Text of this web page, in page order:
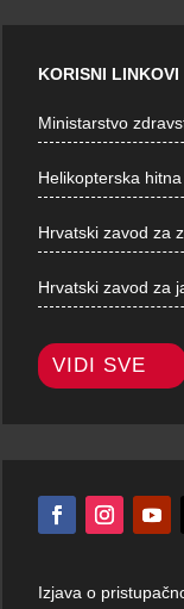
KORISNI LINKOVI
Ministarstvo
Helikopterska
Hrvatski zavod za
Hrvatski zavod za
VIDI SVE
Izjava o